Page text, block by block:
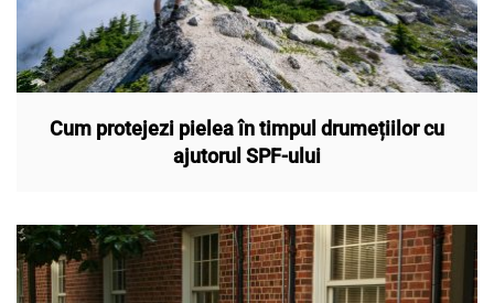
Cum protejezi pielea în timpul drumețiilor cu
ajutorul SPF-ului